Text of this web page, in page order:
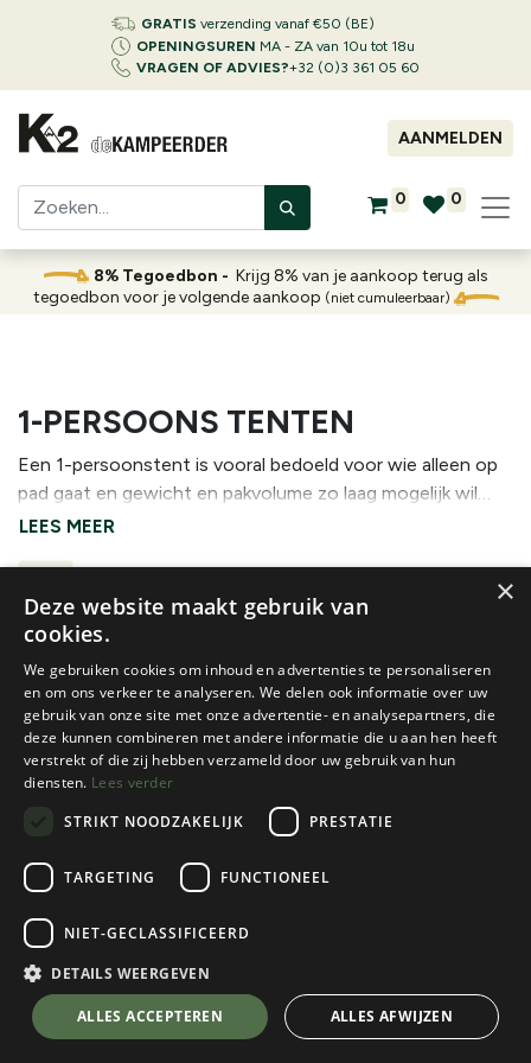
GRATIS verzending vanaf €50 (BE)
OPENINGSUREN MA - ZA van 10u tot 18u
VRAGEN OF ADVIES?+32 (0)3 361 05 60
AANMELDEN
0 0
8% Tegoedbon - Krijg 8% van je aankoop terug als
tegoedbon voor je volgende aankoop (niet cumuleerbaar)
1-PERSOONS TENTEN
Een 1-persoonstent is vooral bedoeld voor wie alleen op
pad gaat en gewicht en pakvolume zo laag mogelijk wil
houden. Ideaal dus voor trektochten, fietsvakanties of
beperkt is. Wie graag wat extra plaats heeft voor een
rugzak of materiaal, kan eventueel ook voor een
compacte 2-persoonstent kiezen.
Graag nog meer informatie
TENTEN KEUZEGIDS
MSR
HUBBA HUBBA HD 1
1 color(s) available
€609,95
Nemo
€579,95
×
Deze website maakt gebruik van
cookies.
We gebruiken cookies om inhoud en advertenties te personaliseren
en om ons verkeer te analyseren. We delen ook informatie over uw
gebruik van onze site met onze advertentie- en analysepartners, die
deze kunnen combineren met andere informatie die u aan hen heeft
verstrekt of die zij hebben verzameld door uw gebruik van hun
diensten. Lees verder
STRIKT NOODZAKELIJK
PRESTATIE
TARGETING FUNCTIONEEL
NIET-GECLASSIFICEERD
DETAILS WEERGEVEN
ALLES ACCEPTEREN ALLES AFWIJZEN